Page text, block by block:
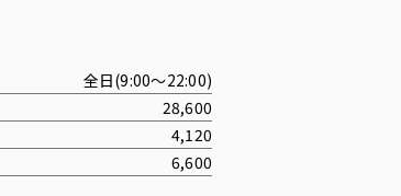
全日(9:00〜22:00)
28,600
4,120
6,600